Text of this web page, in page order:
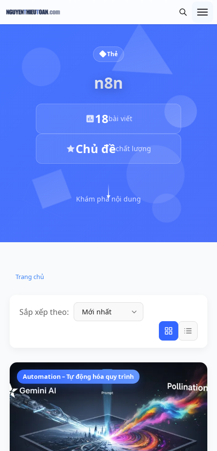
Thẻ
n8n
18bài viết
Chủ đềchất lượng
Khám phá nội dung
Trang chủ
Sắp xếp theo:
Automation – Tự động hóa quy trình